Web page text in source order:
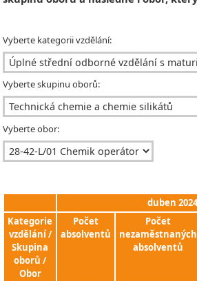
Vyberte kategorii vzdělání:
Vyberte skupinu oborů:
Vyberte obor:
duben 2024
Kategorie
vzdělání /
Skupina
oborů /
Obor
Počet
absolventů
Počet
nezaměstnaných
absolventů